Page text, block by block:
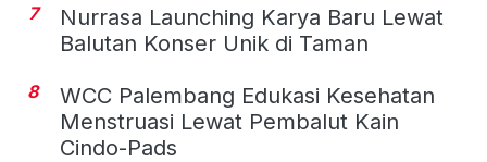
7
Nurrasa Launching Karya Baru Lewat
Balutan Konser Unik di Taman
8
WCC Palembang Edukasi Kesehatan
Menstruasi Lewat Pembalut Kain
Cindo-Pads